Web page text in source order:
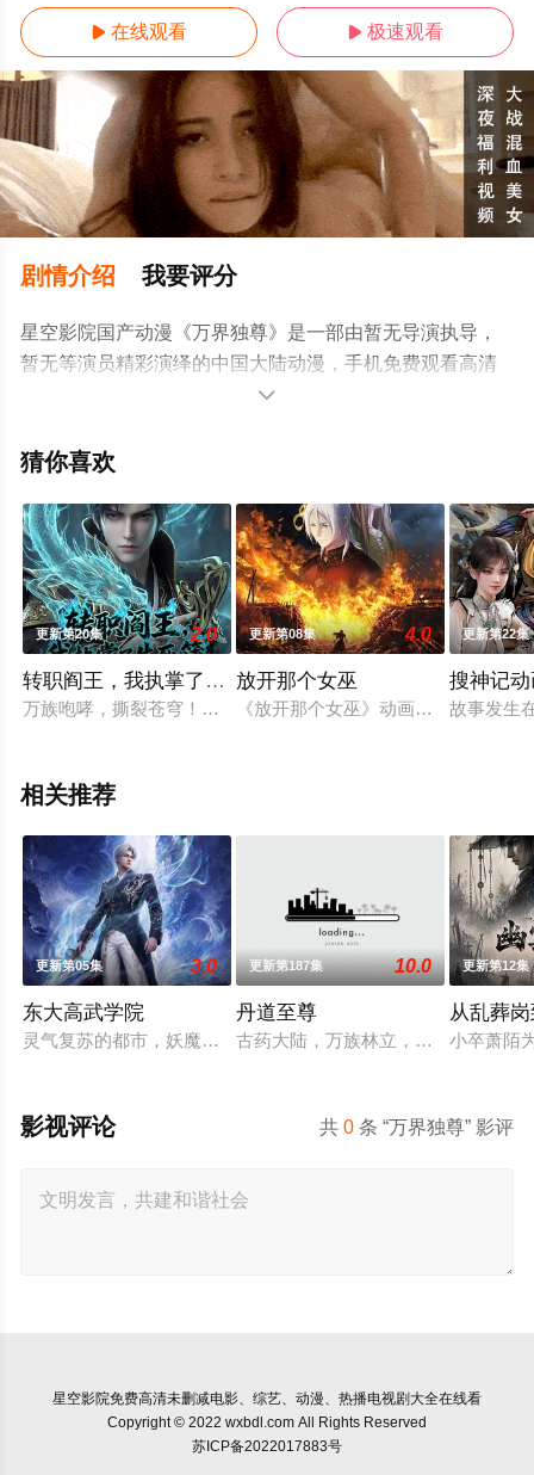
 在线观看  极速观看
剧情介绍 我要评分
星空影院国产动漫《万界独尊》是一部由暂无导演执导，
暂无等演员精彩演绎的中国大陆动漫，手机免费观看高清
无删减完整版动漫全集就上星空电影网，更多相关信息可

猜你喜欢
更新第20集 2.0
转职阎王，我执掌了生死簿AI漫剧版
万族咆哮，撕裂苍穹！全面转职时代彻底降临！觉醒日，李一
更新第08集 4.0
放开那个女巫
《放开那个女巫》动画最新预告：
更新第22集
搜神记
故事发生
相关推荐
更新第05集 3.0
东大高武学院
灵气复苏的都市，妖魔入侵威胁来袭，天生废灵根的少年秦雨
更新第187集 10.0
丹道至尊
古药大陆，万族林立，丹师为尊，阴
更新第12集
从乱葬
小卒萧陌
共0 条 “万界独尊” 影评
影视评论
星空影院免费高清未删减电影、综艺、动漫、热播电视剧大全在线看
Copyright © 2022 wxbdl.com All Rights Reserved
苏ICP备2022017883号